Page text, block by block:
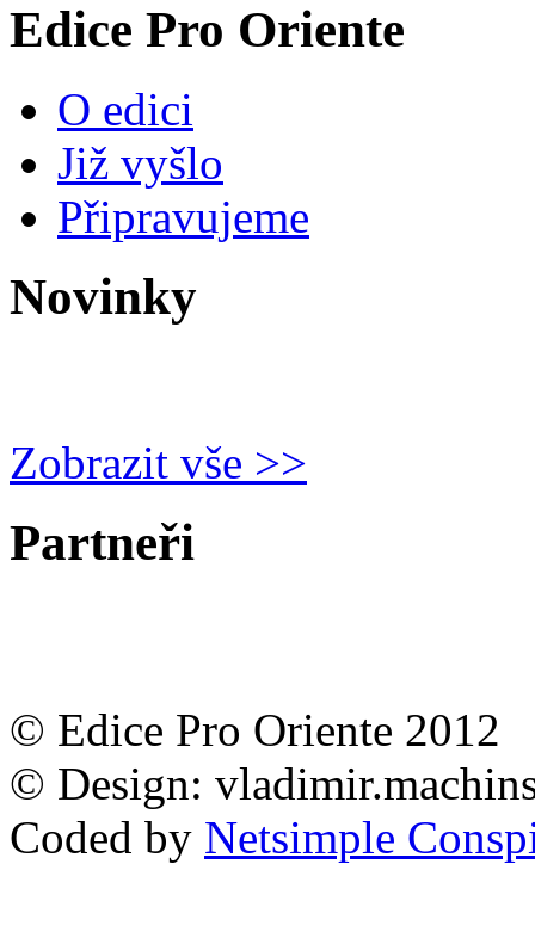
Edice Pro Oriente
O edici
Již vyšlo
Připravujeme
Novinky
Zobrazit vše >>
Partneři
© Edice Pro Oriente 2012
© Design:
Coded by Netsimple